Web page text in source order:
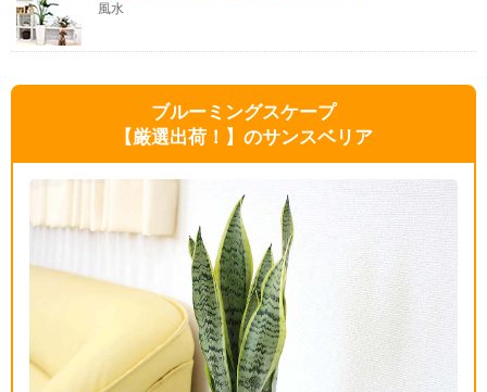
風水
ブルーミングスケープ
【厳選出荷！】のサンスベリア